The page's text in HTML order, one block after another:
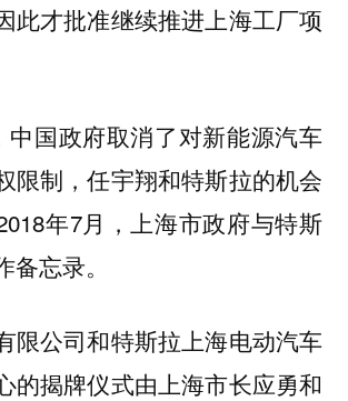
此才批准继续推进上海工厂项
中国政府取消了对新能源汽车
限制，任宇翔和特斯拉的机会
年7月，上海市政府与特斯
忘录。
限公司和特斯拉上海电动汽车
的揭牌仪式由上海市长应勇和